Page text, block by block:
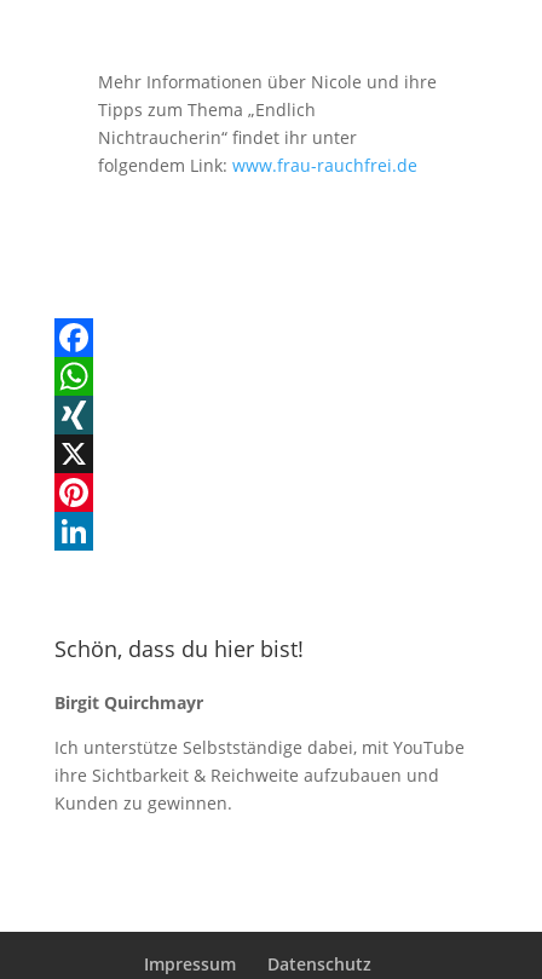
Mehr Informationen über Nicole und ihre
Tipps zum Thema „Endlich
Nichtraucherin“ findet ihr unter
folgendem Link: www.frau-rauchfrei.de
F
a
e
b
k
W
h
a
p
X
N
X
P
t
e
s
n
d
I
Schön, dass du hier bist!
Birgit Quirchmayr
Ich unterstütze Selbstständige dabei, mit YouTube
ihre Sichtbarkeit & Reichweite aufzubauen und
Kunden zu gewinnen.
Impressum Datenschutz